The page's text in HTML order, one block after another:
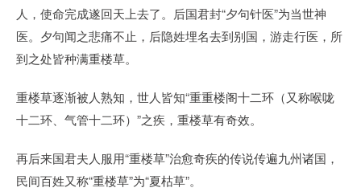
人，使命完成遂回天上去了。后国君封“夕句针医”为当世神
医。夕句闻之悲痛不止，后隐姓埋名去到别国，游走行医，所
到之处皆种满重楼草。
重楼草逐渐被人熟知，世人皆知“重重楼阁十二环（又称喉咙
十二环、气管十二环）”之疾，重楼草有奇效。
再后来国君夫人服用“重楼草”治愈奇疾的传说传遍九州诸国，
民间百姓又称“重楼草”为“夏枯草”。